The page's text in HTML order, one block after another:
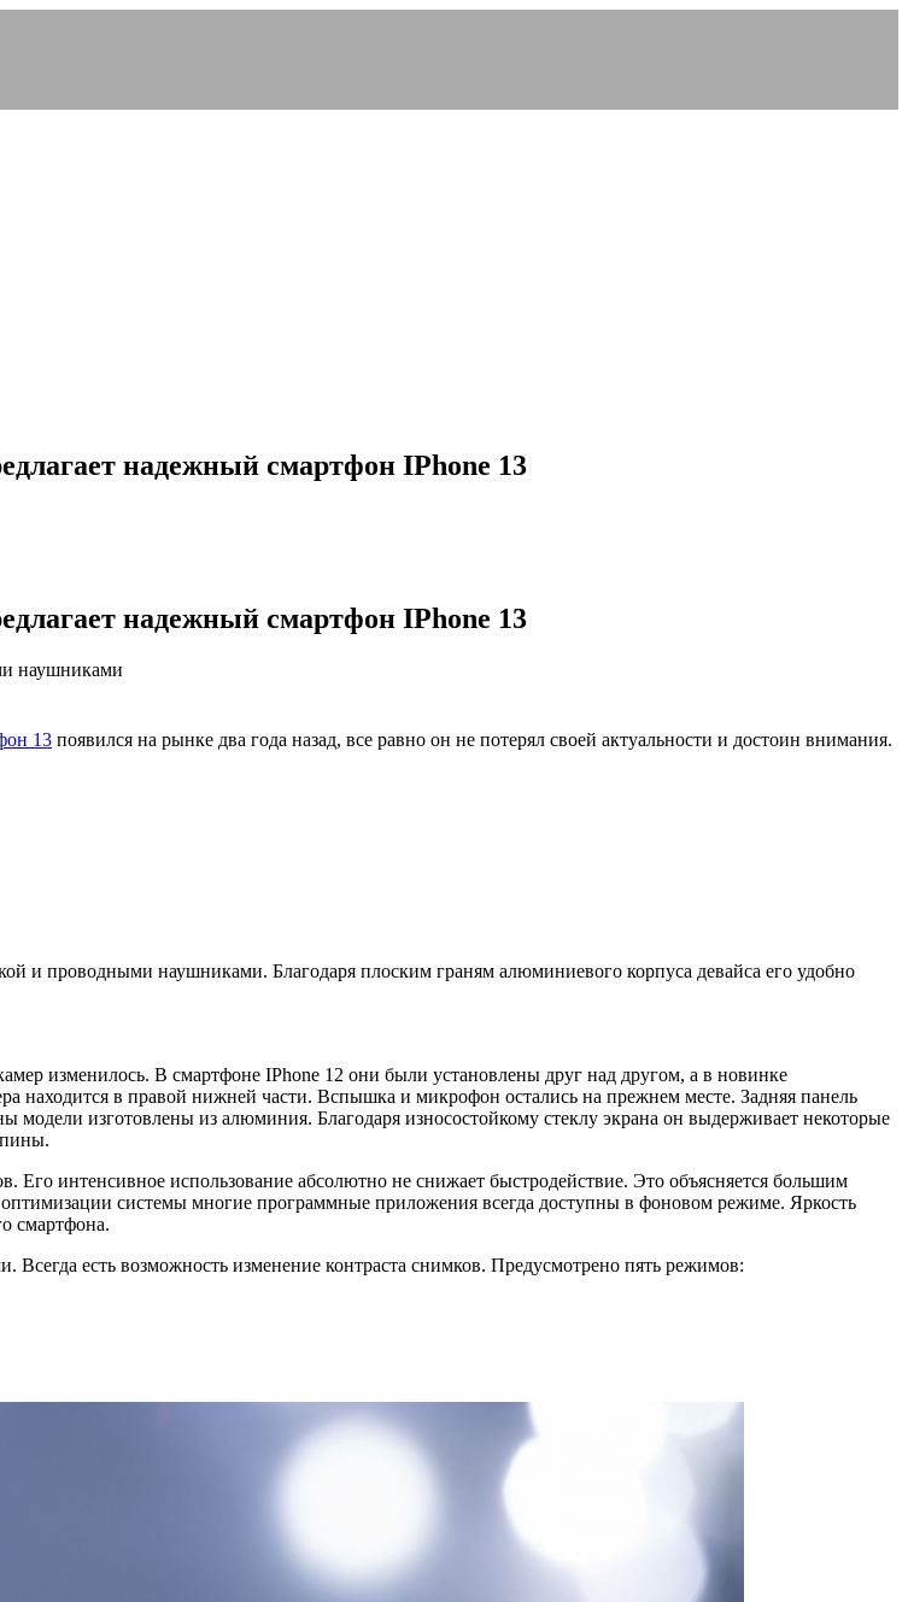
надежный смартфон IPhone 13
надежный смартфон IPhone 13
наушниками
13 появился на рынке два года назад, все равно он не потерял своей актуальности и достоин внимания.
и проводными наушниками. Благодаря плоским граням алюминиевого корпуса девайса его удобно
изменилось. В смартфоне IPhone 12 они были установлены друг над другом, а в новинке
находится в правой нижней части. Вспышка и микрофон остались на прежнем месте. Задняя панель
изготовлены из алюминия. Благодаря износостойкому стеклу экрана он выдерживает некоторые
интенсивное использование абсолютно не снижает быстродействие. Это объясняется большим
системы многие программные приложения всегда доступны в фоновом режиме. Яркость
смартфона.
есть возможность изменение контраста снимков. Предусмотрено пять режимов: